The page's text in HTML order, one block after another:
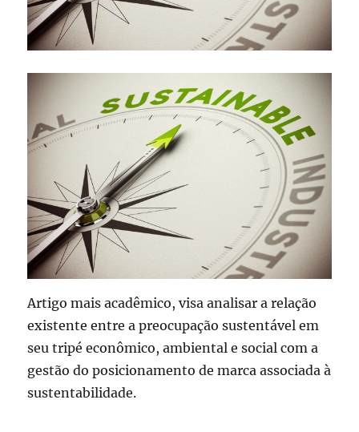
Artigo mais acadêmico, visa analisar a relação
existente entre a preocupação sustentável em
seu tripé econômico, ambiental e social com a
gestão do posicionamento de marca associada à
sustentabilidade.